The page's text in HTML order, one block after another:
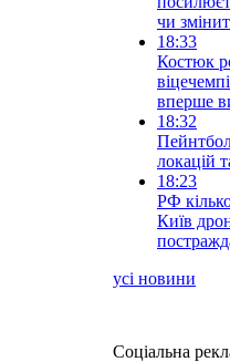
чи
18:33
Костюк
вперше
18:32
локацій
18:23
РФ
Київ
усі новини
Соціальна